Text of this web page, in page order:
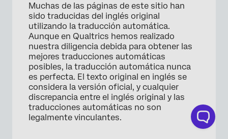
Muchas de las páginas de este sitio han
sido traducidas del inglés original
utilizando la traducción automática.
Aunque en Qualtrics hemos realizado
nuestra diligencia debida para obtener las
mejores traducciones automáticas
posibles, la traducción automática nunca
es perfecta. El texto original en inglés se
considera la versión oficial, y cualquier
discrepancia entre el inglés original y las
traducciones automáticas no son
legalmente vinculantes.